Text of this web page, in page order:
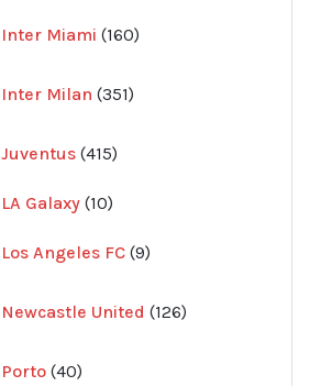
Inter Miami 160
produkter
Inter Milan 351
produkter
Juventus 415
produkter
LA Galaxy 1010
Los Angeles FC 9
produkter
Newcastle United 126
produkter
Porto 40